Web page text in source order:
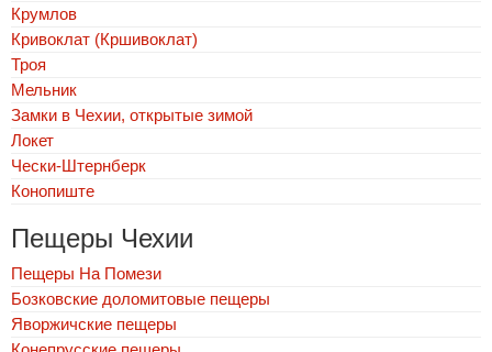
Крумлов
Кривоклат (Кршивоклат)
Троя
Мельник
Замки в Чехии, открытые зимой
Локет
Чески-Штернберк
Конопиште
Пещеры Чехии
Пещеры На Помези
Бозковские доломитовые пещеры
Яворжичские пещеры